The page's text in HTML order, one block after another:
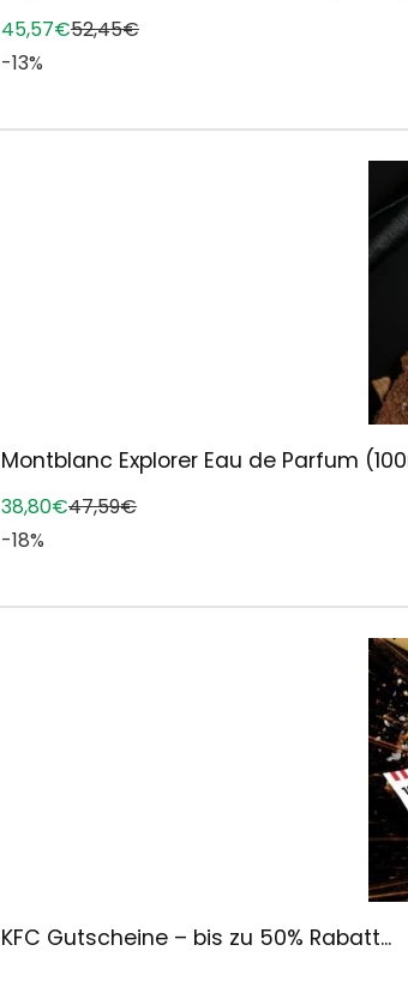
45,57€52,45€
-13%
Montblanc Explorer Eau de Parfum
38,80€47,59€
-18%
KFC Gutscheine – bis zu 50% Rabatt...